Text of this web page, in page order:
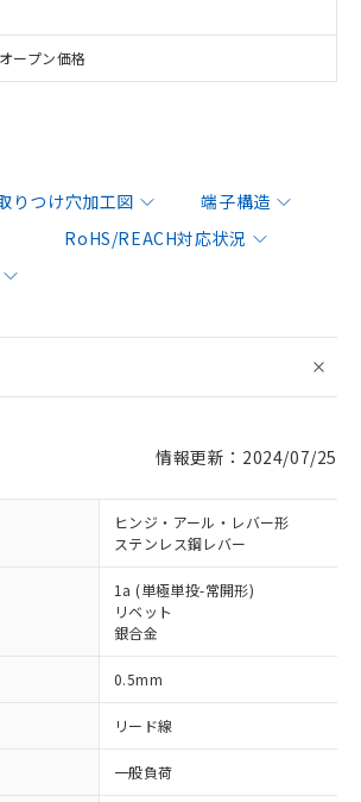
オープン価格
りつけ穴加工図
端子構造
RoHS/REACH対応状況
情報更新：2024/07/25
ヒンジ・アール・レバー形
ステンレス鋼レバー
1a (単極単投-常開形)
リベット
銀合金
0.5mm
リード線
一般負荷